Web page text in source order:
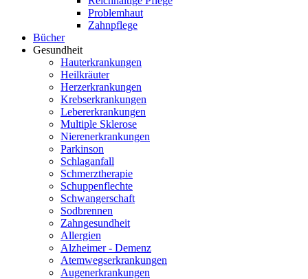
Problemhaut
Zahnpflege
Bücher
Gesundheit
Hauterkrankungen
Heilkräuter
Herzerkrankungen
Krebserkrankungen
Lebererkrankungen
Multiple Sklerose
Nierenerkrankungen
Parkinson
Schlaganfall
Schmerztherapie
Schuppenflechte
Schwangerschaft
Sodbrennen
Zahngesundheit
Allergien
Alzheimer - Demenz
Atemwegserkrankungen
Augenerkrankungen